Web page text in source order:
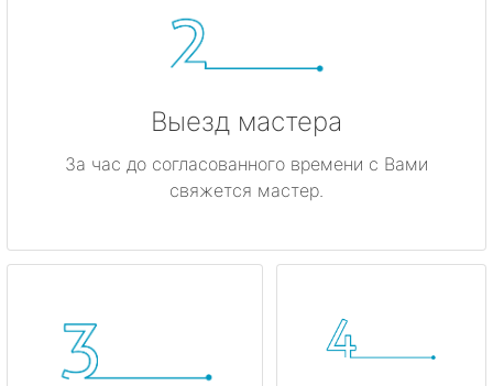
Выезд мастера
За час до согласованного времени с Вами
свяжется мастер.